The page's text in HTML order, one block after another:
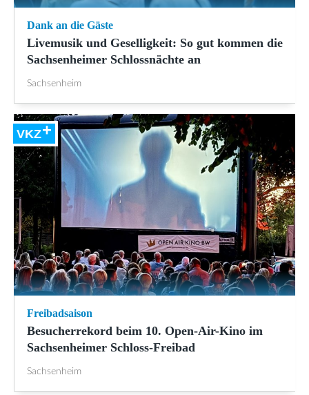
Dank an die Gäste
Livemusik und Geselligkeit: So gut kommen die
Sachsenheimer Schlossnächte an
Sachsenheim
VKZ
Freibadsaison
Besucherrekord beim 10. Open-Air-Kino im
Sachsenheimer Schloss-Freibad
Sachsenheim